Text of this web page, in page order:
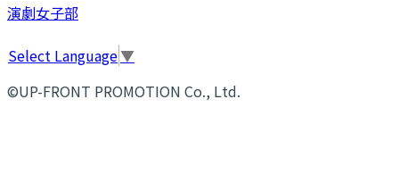
演劇女子部
Select Language▼
©UP-FRONT PROMOTION Co., Ltd.